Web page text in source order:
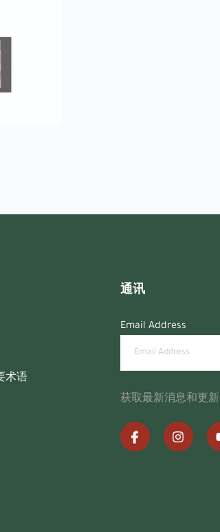
术语
通讯
Email Address
获取最新消息和更新